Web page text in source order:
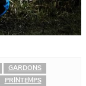
GARDONS
PRINTEMPS